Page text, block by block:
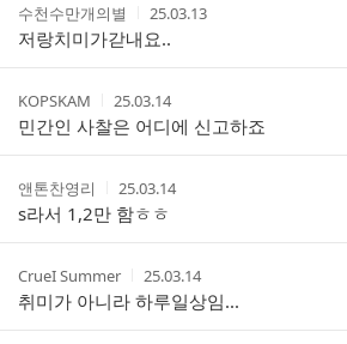
스
작
성
자
수천수만개의별
작
성
시
간
25.03.13
저랑치미가갇내요..
작
성
자
KOPSKAM
작
성
시
간
25.03.14
민간인 사찰은 어디에 신고하죠
작
성
자
앤톤찬영리
작
성
시
간
25.03.14
s라서 1,2만 함ㅎㅎ
작
성
자
CrueI Summer
작
성
시
간
25.03.14
취미가 아니라 하루일상임...